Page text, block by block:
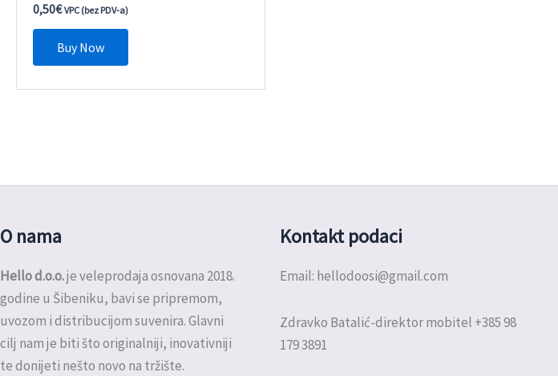
0,50€ VPC (bez PDV-a)
Buy Now
O nama
Hello d.o.o.je veleprodaja osnovana 2018.
godine u Šibeniku, bavi se pripremom,
uvozom i distribucijom suvenira. Glavni
cilj nam je biti što originalniji, inovativniji
te donijeti nešto novo na tržište.
Kontakt podaci
Email: hellodoosi@gmail.com
Zdravko Batalić-direktor mobitel +385 98
179 3891